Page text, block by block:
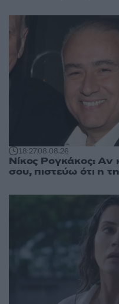
18:2708.08.26
Νίκος Ρογκάκος: Αν
σου, πιστεύω ότι η